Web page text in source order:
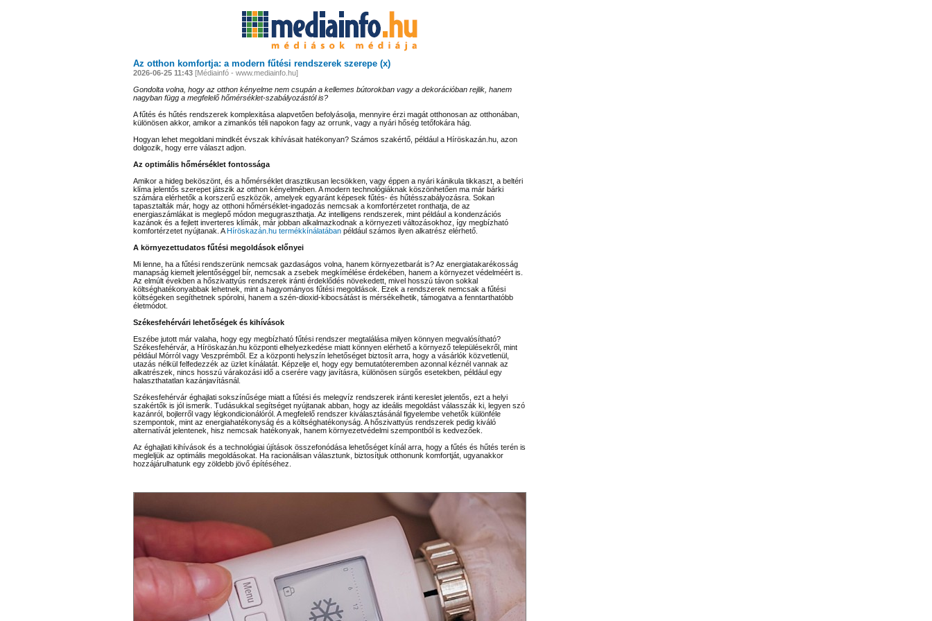
Az otthon komfortja: a modern fűtési rendszerek szerepe (x)
2026-06-25 11:43[Médiainfó - www.mediainfo.hu]
Gondolta volna, hogy az otthon kényelme nem csupán a kellemes bútorokban vagy a dekorációban rejlik, hanem
nagyban függ a megfelelő hőmérséklet-szabályozástól is?
A fűtés és hűtés rendszerek komplexitása alapvetően befolyásolja, mennyire érzi magát otthonosan az otthonában,
különösen akkor, amikor a zimankós téli napokon fagy az orrunk, vagy a nyári hőség tetőfokára hág.
Hogyan lehet megoldani mindkét évszak kihívásait hatékonyan? Számos szakértő, például a Híröskazán.hu, azon
dolgozik, hogy erre választ adjon.
Az optimális hőmérséklet fontossága
Amikor a hideg beköszönt, és a hőmérséklet drasztikusan lecsökken, vagy éppen a nyári kánikula tikkaszt, a beltéri
klíma jelentős szerepet játszik az otthon kényelmében. A modern technológiáknak köszönhetően ma már bárki
számára elérhetők a korszerű eszközök, amelyek egyaránt képesek fűtés- és hűtésszabályozásra. Sokan
tapasztalták már, hogy az otthoni hőmérséklet-ingadozás nemcsak a komfortérzetet ronthatja, de az
energiaszámlákat is meglepő módon megugraszthatja. Az intelligens rendszerek, mint például a kondenzációs
kazánok és a fejlett inverteres klímák, már jobban alkalmazkodnak a környezeti változásokhoz, így megbízható
komfortérzetet nyújtanak. AHíröskazán.hu termékkínálatábanpéldául számos ilyen alkatrész elérhető.
A környezettudatos fűtési megoldások előnyei
Mi lenne, ha a fűtési rendszerünk nemcsak gazdaságos volna, hanem környezetbarát is? Az energiatakarékosság
manapság kiemelt jelentőséggel bír, nemcsak a zsebek megkímélése érdekében, hanem a környezet védelméért is.
Az elmúlt években a hőszivattyús rendszerek iránti érdeklődés növekedett, mivel hosszú távon sokkal
költséghatékonyabbak lehetnek, mint a hagyományos fűtési megoldások. Ezek a rendszerek nemcsak a fűtési
költségeken segíthetnek spórolni, hanem a szén-dioxid-kibocsátást is mérsékelhetik, támogatva a fenntarthatóbb
életmódot.
Székesfehérvári lehetőségek és kihívások
Eszébe jutott már valaha, hogy egy megbízható fűtési rendszer megtalálása milyen könnyen megvalósítható?
Székesfehérvár, a Híröskazán.hu központi elhelyezkedése miatt könnyen elérhető a környező településekről, mint
például Mórról vagy Veszprémből. Ez a központi helyszín lehetőséget biztosít arra, hogy a vásárlók közvetlenül,
utazás nélkül felfedezzék az üzlet kínálatát. Képzelje el, hogy egy bemutatóteremben azonnal kéznél vannak az
alkatrészek, nincs hosszú várakozási idő a cserére vagy javításra, különösen sürgős esetekben, például egy
halaszthatatlan kazánjavításnál.
Székesfehérvár éghajlati sokszínűsége miatt a fűtési és melegvíz rendszerek iránti kereslet jelentős, ezt a helyi
szakértők is jól ismerik. Tudásukkal segítséget nyújtanak abban, hogy az ideális megoldást válasszák ki, legyen szó
kazánról, bojlerről vagy légkondicionálóról. A megfelelő rendszer kiválasztásánál figyelembe vehetők különféle
szempontok, mint az energiahatékonyság és a költséghatékonyság. A hőszivattyús rendszerek pedig kiváló
alternatívát jelentenek, hisz nemcsak hatékonyak, hanem környezetvédelmi szempontból is kedvezőek.
Az éghajlati kihívások és a technológiai újítások összefonódása lehetőséget kínál arra, hogy a fűtés és hűtés terén is
megleljük az optimális megoldásokat. Ha racionálisan választunk, biztosítjuk otthonunk komfortját, ugyanakkor
hozzájárulhatunk egy zöldebb jövő építéséhez.